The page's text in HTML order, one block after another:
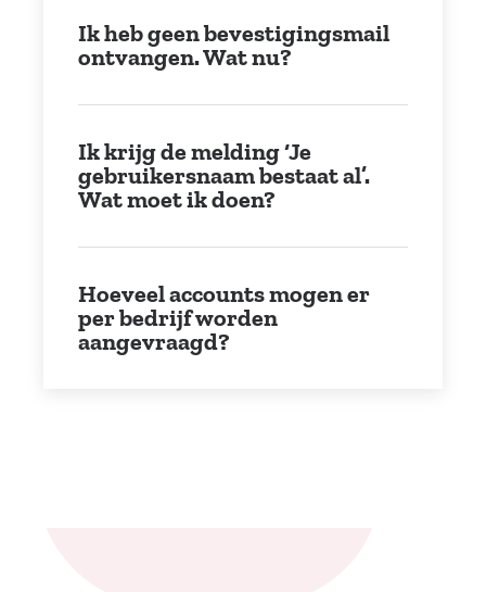
Ik heb geen bevestigingsmail
ontvangen. Wat nu?
Ik krijg de melding ‘Je
gebruikersnaam bestaat al’.
Wat moet ik doen?
Hoeveel accounts mogen er
per bedrijf worden
aangevraagd?